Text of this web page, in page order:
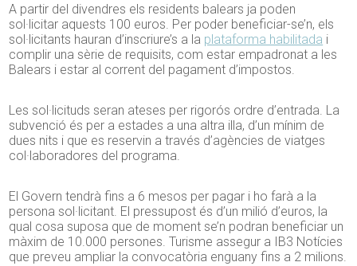
A partir del divendres els residents balears ja poden
sol·licitar aquests 100 euros. Per poder beneficiar-se’n, els
sol·licitants hauran d’inscriure’s a la plataforma habilitada i
complir una sèrie de requisits, com estar empadronat a les
Balears i estar al corrent del pagament d’impostos.
Les sol·licituds seran ateses per rigorós ordre d’entrada. La
subvenció és per a estades a una altra illa, d’un mínim de
dues nits i que es reservin a través d’agències de viatges
col·laboradores del programa.
El Govern tendrà fins a 6 mesos per pagar i ho farà a la
persona sol·licitant. El pressupost és d’un milió d’euros, la
qual cosa suposa que de moment se’n podran beneficiar un
màxim de 10.000 persones. Turisme assegur a IB3 Notícies
que preveu ampliar la convocatòria enguany fins a 2 milions.